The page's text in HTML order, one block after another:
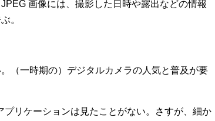
画像には、撮影した日時や露出などの情報
。
（一時期の）デジタルカメラの人気と普及が要
リケーションは見たことがない。さすが、細か